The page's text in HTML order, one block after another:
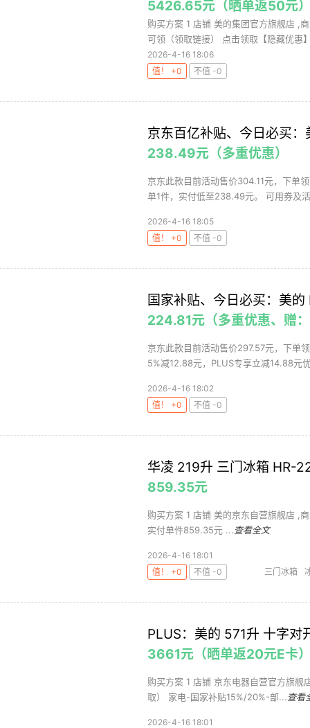
5426.65元（晒单返50元
购买方案 1 店铺 美的集团官方旗舰店 ,
可领（领取链接） 点击领取【隐藏优惠
2026-4-16 18:06
值！ +0
不值 -0
京东百亿补贴、今日必买
238.49元（多重优惠）
京东此款目前活动售价304.11元，下单
单1件，实付低至238.49元。 可用券及
2026-4-16 18:05
值！ +0
不值 -0
国家补贴、今日必买：美
224.81元（多重优惠、赠
京东此款目前活动售价297.57元，下单
5%减12.88元，PLUS专享立减14.88元
2026-4-16 18:02
值！ +0
不值 -0
华凌 219升 三门冰箱 HR-
859.35元
购买方案 1 店铺 美的京东自营旗舰店 ,
实付单件859.35元 ... 查看全文
2026-4-16 18:01
值！ +0
不值 -0 三门冰箱
PLUS：美的 571升 十字
3661元（晒单返20元E卡
购买方案 1 店铺 京东电器自营官方旗
取） 家电-国家补贴15%/20%-部... 查看
2026-4-16 18:01